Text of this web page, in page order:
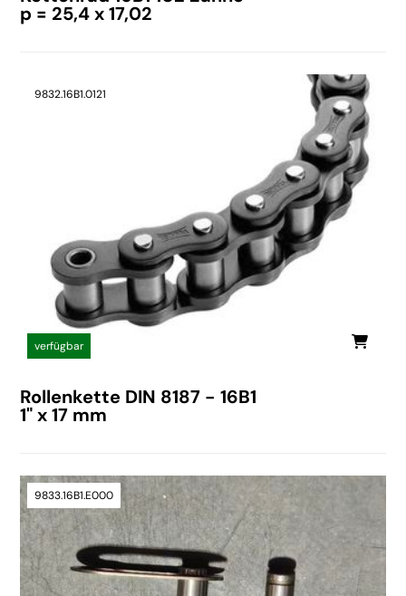
p = 25,4 x 17,02
9832.16B1.0121
verfügbar
Rollenkette DIN 8187 - 16B1
1" x 17 mm
9833.16B1.E000